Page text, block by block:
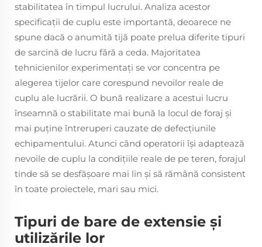
stabilitatea în timpul lucrului. Analiza acestor
specificații de cuplu este importantă, deoarece ne
spune dacă o anumită tijă poate prelua diferite tipuri
de sarcină de lucru fără a ceda. Majoritatea
tehnicienilor experimentați se vor concentra pe
alegerea tijelor care corespund nevoilor reale de
cuplu ale lucrării. O bună realizare a acestui lucru
înseamnă o stabilitate mai bună la locul de foraj și
mai puține întreruperi cauzate de defecțiunile
echipamentului. Atunci când operatorii își adaptează
nevoile de cuplu la condițiile reale de pe teren, forajul
tinde să se desfășoare mai lin și să rămână consistent
în toate proiectele, mari sau mici.
Tipuri de bare de extensie și
utilizările lor